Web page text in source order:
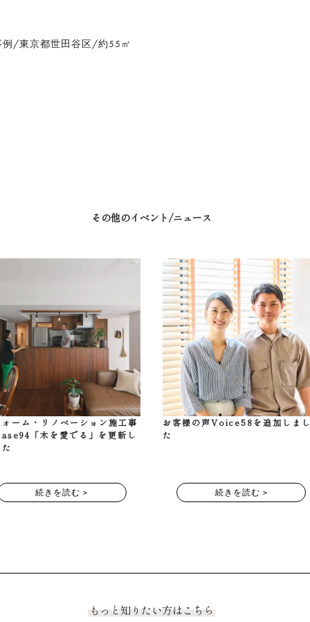
例/東京都世田谷区/約55㎡
その他のイベント/ニュース
ォーム・リノベーション施工事
「木を愛でる」を更新し
続きを読む >
お客様の声Voice58を追加しまし
た
続きを読む >
もっと知りたい方はこちら